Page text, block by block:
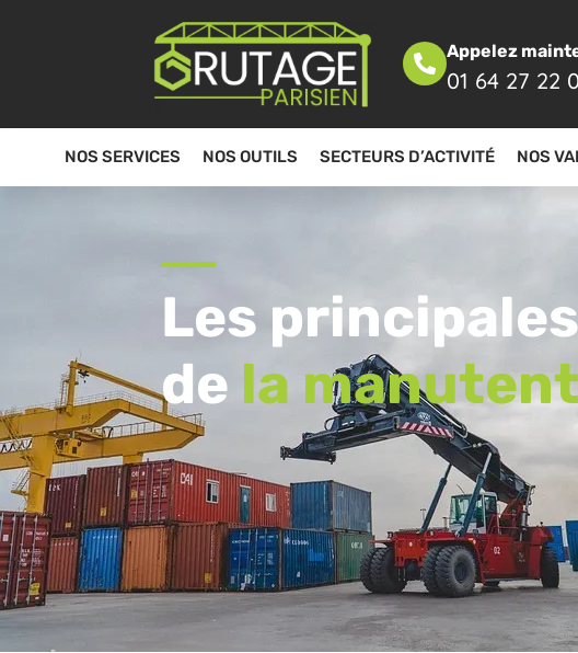
Appelez
01 64 27 22
NOS SERVICES NOS OUTILS SECTEURS D’ACTIVITÉ NOS
Les
de la